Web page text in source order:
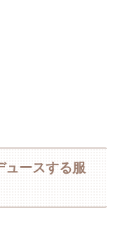
ュースする服